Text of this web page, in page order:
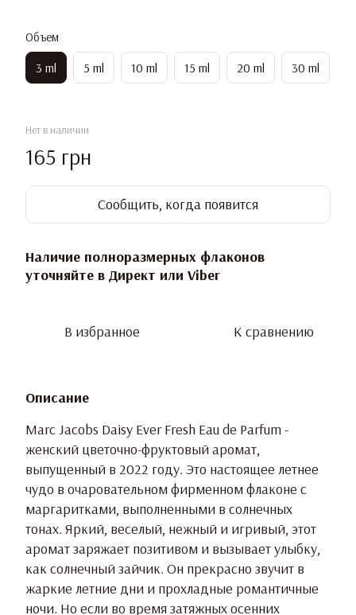
Объем
3 ml 5 ml 10 ml 15 ml 20 ml 30 ml
Нет в наличии
165 грн
Сообщить, когда появится
Наличие полноразмерных флаконов
уточняйте в Директ или Viber
В избранное К сравнению
Описание
Marc Jacobs Daisy Ever Fresh Eau de Parfum -
женский цветочно-фруктовый аромат,
выпущенный в 2022 году. Это настоящее летнее
чудо в очаровательном фирменном флаконе с
маргаритками, выполненными в солнечных
тонах. Яркий, веселый, нежный и игривый, этот
аромат заряжает позитивом и вызывает улыбку,
как солнечный зайчик. Он прекрасно звучит в
жаркие летние дни и прохладные романтичные
ночи. Но если во время затяжных осенних